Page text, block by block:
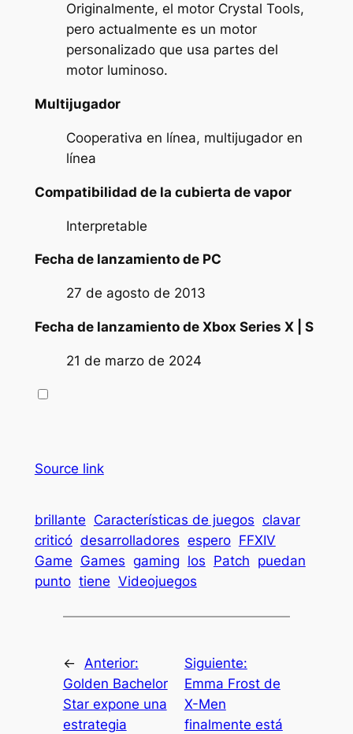
Originalmente, el motor Crystal Tools,
pero actualmente es un motor
personalizado que usa partes del
motor luminoso.
Multijugador
Cooperativa en línea, multijugador en
línea
Compatibilidad de la cubierta de vapor
Interpretable
Fecha de lanzamiento de PC
27 de agosto de 2013
Fecha de lanzamiento de Xbox Series X | S
21 de marzo de 2024
Source link
brillante Características de juegos clavar
criticó desarrolladores espero FFXIV
Game Games gaming los Patch puedan
punto tiene Videojuegos
← Anterior:
Golden Bachelor
Star expone una
estrategia
Siguiente:
Emma Frost de
X-Men
finalmente está